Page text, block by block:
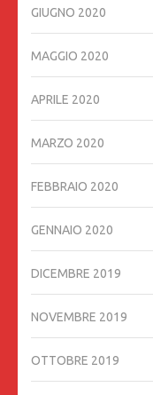
GIUGNO 2020
MAGGIO 2020
APRILE 2020
MARZO 2020
FEBBRAIO 2020
GENNAIO 2020
DICEMBRE 2019
NOVEMBRE 2019
OTTOBRE 2019